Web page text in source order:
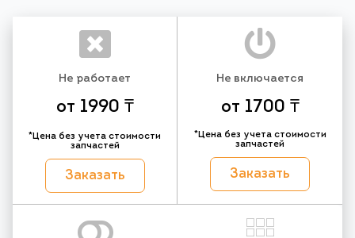
Не работает
от 1990 ₸
*Цена без учета стоимости
запчастей
Заказать
Не включается
от 1700 ₸
*Цена без учета стоимости
запчастей
Заказать